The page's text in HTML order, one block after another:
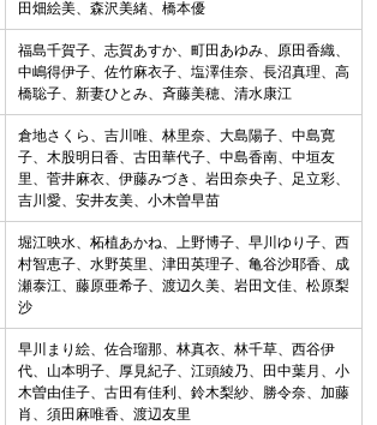
田畑絵美、森沢美緒、橋本優
福島千賀子、志賀あすか、町田あゆみ、原田香織、
中嶋得伊子、佐竹麻衣子、塩澤佳奈、長沼真理、高
橋聡子、新妻ひとみ、斉藤美穂、清水康江
倉地さくら、吉川唯、林里奈、大島陽子、中島寛
子、木股明日香、古田華代子、中島香南、中垣友
里、菅井麻衣、伊藤みづき、岩田奈央子、足立彩、
吉川愛、安井友美、小木曽早苗
堀江映水、柘植あかね、上野博子、早川ゆり子、西
村智恵子、水野英里、津田英理子、亀谷沙耶香、成
瀬泰江、藤原亜希子、渡辺久美、岩田文佳、松原梨
沙
早川まり絵、佐合瑠那、林真衣、林千草、西谷伊
代、山本明子、厚見紀子、江頭綾乃、田中葉月、小
木曽由佳子、古田有佳利、鈴木梨紗、勝令奈、加藤
肖、須田麻唯香、渡辺友里